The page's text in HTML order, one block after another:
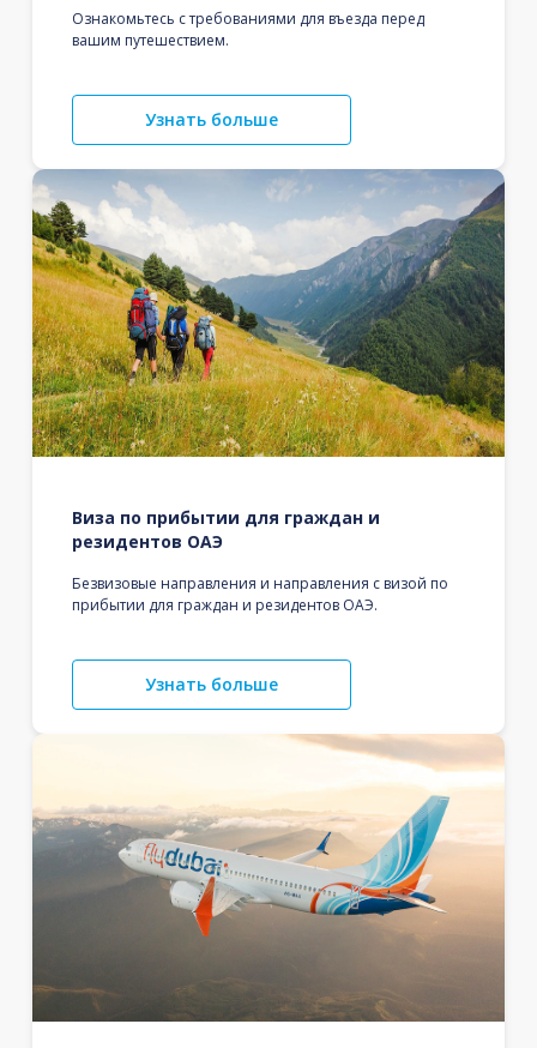
Ознакомьтесь с требованиями для въезда перед
вашим путешествием.
Узнать больше
Виза по прибытии для граждан и
резидентов ОАЭ
Безвизовые направления и направления с визой по
прибытии для граждан и резидентов ОАЭ.
Узнать больше